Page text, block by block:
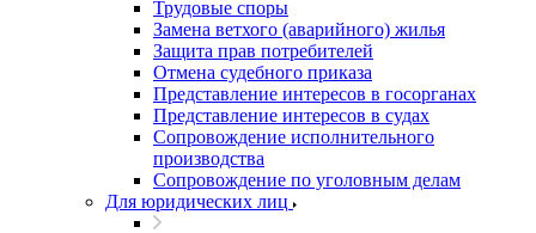
Трудовые споры
Замена ветхого (аварийного) жилья
Защита прав потребителей
Отмена судебного приказа
Представление интересов в госорганах
Представление интересов в судах
Сопровождение исполнительного
производства
Сопровождение по уголовным делам
Для юридических лиц